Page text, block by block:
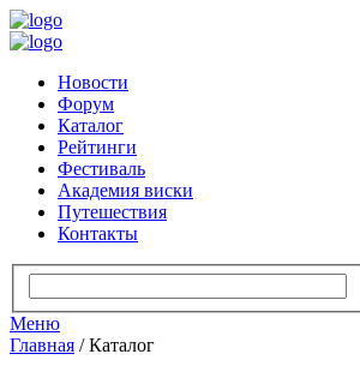
Новости
Форум
Каталог
Рейтинги
Фестиваль
Академия виски
Путешествия
Контакты
Меню
Главная /Каталог